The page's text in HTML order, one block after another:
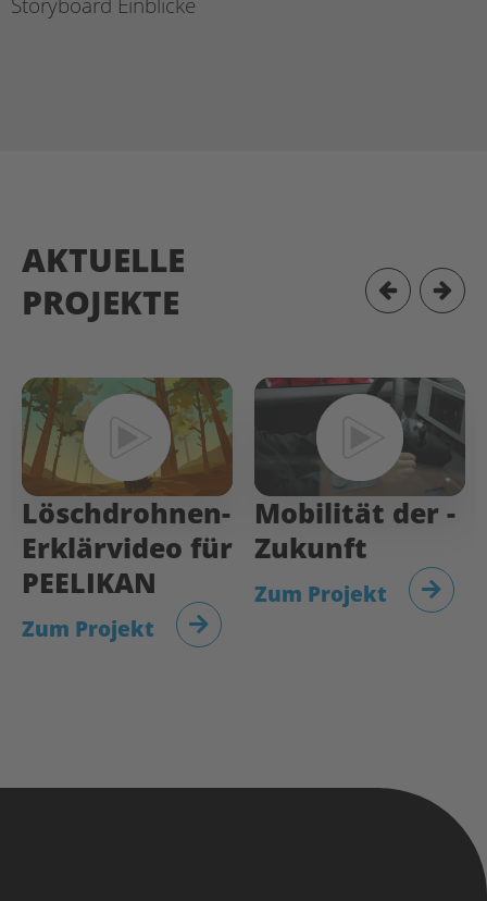
AKTUELLE
PROJEKTE
Löschdrohnen-
Erklärvideo für
PEELIKAN
Zum Projekt
Mobilität­ der­ ­
Zukunft
Zum Projekt